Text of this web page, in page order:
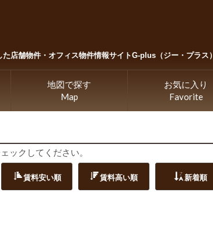
店舗物件・ オフィス物件情報サイトG-plus（ジー・プラス）
地図で探す
Map
お気に入り
Favorite
ックしてください。
賃料安い順 賃料高い順 新着順